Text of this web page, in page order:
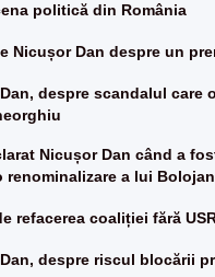
politică din România
Nicușor Dan despre un
despre scandalul care
Nicușor Dan când a
renominalizare a lui Bolojan
refacerea coaliției fără
despre riscul blocării